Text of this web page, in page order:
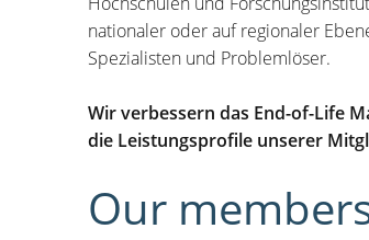
nationaler oder auf regionaler
Spezialisten und Problemlöser.
Wir verbessern das End-of-Life
die Leistungsprofile unserer
Our